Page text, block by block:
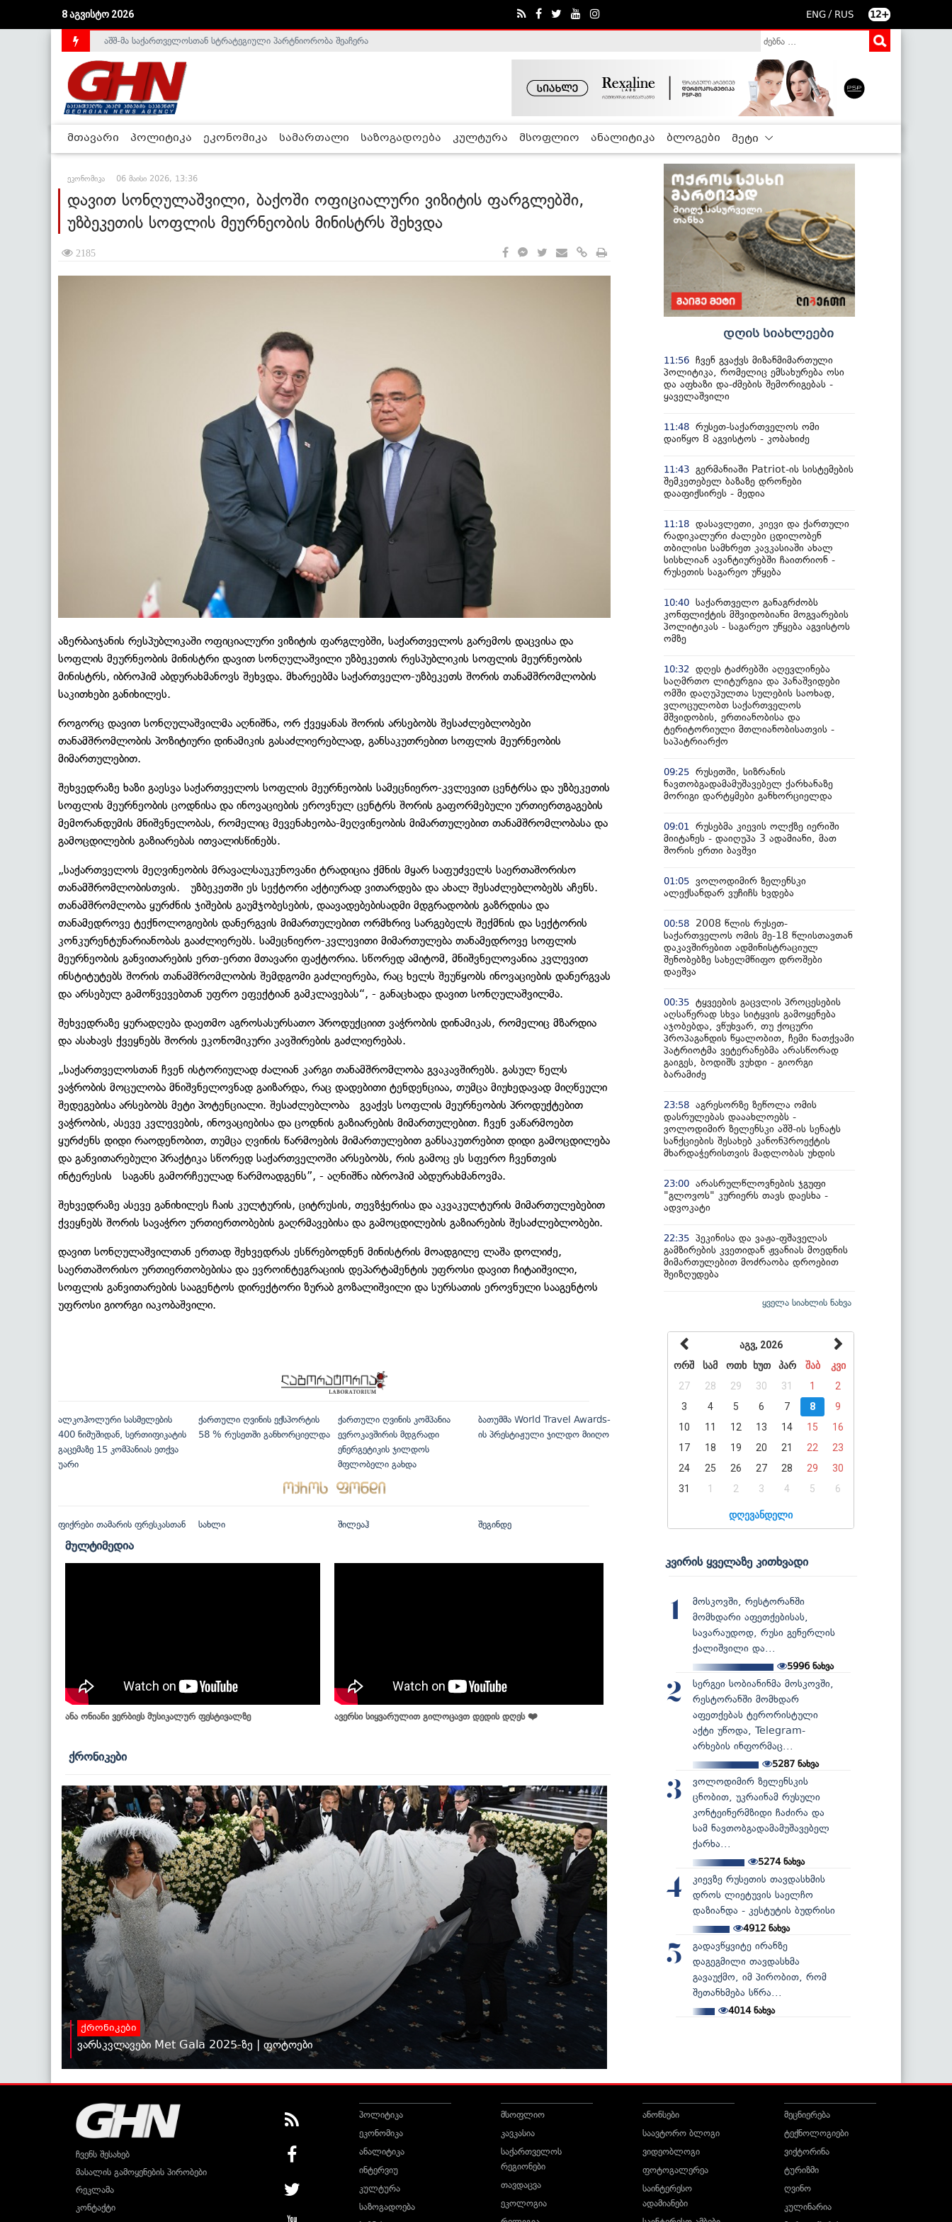
8 აგვისტო 2026 ENG / RUS 12+
საქართველოს დე-ფაქტო მთავრობა არალეგიტიმურია - ჰელსინკის კომისია
აშშ-მა საქართველოსთან სტრატეგიული პარტნიორობა შეაჩერა
მთავარი პოლიტიკა ეკონომიკა სამართალი საზოგადოება კულტურა მსოფლიო ანალიტიკა ბლოგები მეტი
ეკონომიკა 06 მაისი 2026, 13:36
დავით სონღულაშვილი, ბაქოში ოფიციალური ვიზიტის ფარგლებში,
უზბეკეთის სოფლის მეურნეობის მინისტრს შეხვდა
2185
აზერბაიჯანის რესპუბლიკაში ოფიციალური ვიზიტის ფარგლებში, საქართველოს გარემოს დაცვისა და
სოფლის მეურნეობის მინისტრი დავით სონღულაშვილი უზბეკეთის რესპუბლიკის სოფლის მეურნეობის
მინისტრს, იბროჰიმ აბდურახმანოვს შეხვდა. მხარეებმა საქართველო-უზბეკეთს შორის თანამშრომლობის
საკითხები განიხილეს.
როგორც დავით სონღულაშვილმა აღნიშნა, ორ ქვეყანას შორის არსებობს შესაძლებლობები
თანამშრომლობის პოზიტიური დინამიკის გასაძლიერებლად, განსაკუთრებით სოფლის მეურნეობის
მიმართულებით.
შეხვედრაზე ხაზი გაესვა საქართველოს სოფლის მეურნეობის სამეცნიერო-კვლევით ცენტრსა და უზბეკეთის
სოფლის მეურნეობის ცოდნისა და ინოვაციების ეროვნულ ცენტრს შორის გაფორმებული ურთიერთგაგების
მემორანდუმის მნიშვნელობას, რომელიც მევენახეობა-მეღვინეობის მიმართულებით თანამშრომლობასა და
გამოცდილების გაზიარებას ითვალისწინებს.
„საქართველოს მეღვინეობის მრავალსაუკუნოვანი ტრადიცია ქმნის მყარ საფუძველს საერთაშორისო
თანამშრომლობისთვის. უზბეკეთში ეს სექტორი აქტიურად ვითარდება და ახალ შესაძლებლობებს აჩენს.
თანამშრომლობა ყურძნის ჯიშების გაუმჯობესების, დაავადებებისადმი მდგრადობის გაზრდისა და
თანამედროვე ტექნოლოგიების დანერგვის მიმართულებით ორმხრივ სარგებელს შექმნის და სექტორის
კონკურენტუნარიანობას გააძლიერებს. სამეცნიერო-კვლევითი მიმართულება თანამედროვე სოფლის
მეურნეობის განვითარების ერთ-ერთი მთავარი ფაქტორია. სწორედ ამიტომ, მნიშვნელოვანია კვლევით
ინსტიტუტებს შორის თანამშრომლობის შემდგომი გაძლიერება, რაც ხელს შეუწყობს ინოვაციების დანერგვას
და არსებულ გამოწვევებთან უფრო ეფექტიან გამკლავებას“, - განაცხადა დავით სონღულაშვილმა.
შეხვედრაზე ყურადღება დაეთმო აგროსასურსათო პროდუქციით ვაჭრობის დინამიკას, რომელიც მზარდია
და ასახავს ქვეყნებს შორის ეკონომიკური კავშირების გაძლიერებას.
„საქართველოსთან ჩვენ ისტორიულად ძალიან კარგი თანამშრომლობა გვაკავშირებს. გასულ წელს
ვაჭრობის მოცულობა მნიშვნელოვნად გაიზარდა, რაც დადებითი ტენდენციაა, თუმცა მიუხედავად მიღწეული
შედეგებისა არსებობს მეტი პოტენციალი. შესაძლებლობა გვაქვს სოფლის მეურნეობის პროდუქტებით
ვაჭრობის, ასევე კვლევების, ინოვაციებისა და ცოდნის გაზიარების მიმართულებით. ჩვენ ვაწარმოებთ
ყურძენს დიდი რაოდენობით, თუმცა ღვინის წარმოების მიმართულებით განსაკუთრებით დიდი გამოცდილება
და განვითარებული პრაქტიკა სწორედ საქართველოში არსებობს, რის გამოც ეს სფერო ჩვენთვის
ინტერესის საგანს გამორჩეულად წარმოადგენს”, - აღნიშნა იბროჰიმ აბდურახმანოვმა.
შეხვედრაზე ასევე განიხილეს ჩაის კულტურის, ციტრუსის, თევზჭერისა და აკვაკულტურის მიმართულებებით
ქვეყნებს შორის სავაჭრო ურთიერთობების გაღრმავებისა და გამოცდილების გაზიარების შესაძლებლობები.
დავით სონღულაშვილთან ერთად შეხვედრას ესწრებოდნენ მინისტრის მოადგილე ლაშა დოლიძე,
საერთაშორისო ურთიერთობებისა და ევროინტეგრაციის დეპარტამენტის უფროსი დავით ჩიტაიშვილი,
სოფლის განვითარების სააგენტოს დირექტორი ზურაბ გოზალიშვილი და სურსათის ეროვნული სააგენტოს
უფროსი გიორგი იაკობაშვილი.
ალკოჰოლური სასმელების
400 ნიმუშიდან, სერთიფიკატის
გაცემაზე 15 კომპანიას ეთქვა
უარი
ქართული ღვინის ექსპორტის
58 % რუსეთში განხორციელდა
ქართული ღვინის კომპანია
ევროკავშირის მდგრადი
ენერგეტიკის ჯილდოს
მფლობელი გახდა
ბათუმმა World Travel Awards-
ის პრესტიჟული ჯილდო მიიღო
ფიქრები თამარის ფრესკასთან სახლი შილეაჰ შეგინდე
მულტიმედია
ანა ონიანი ვერბიეს მუსიკალურ ფესტივალზე ავერსი სიყვარულით გილოცავთ დედის დღეს ❤️
ქრონიკები
ქრონიკები
ვარსკვლავები Met Gala 2025-ზე | ფოტოები
დღის სიახლეები
11:56 ჩვენ გვაქვს მიზანმიმართული
პოლიტიკა, რომელიც ემსახურება ოსი
და აფხაზი და-ძმების შემორიგებას -
ყაველაშვილი
11:48 რუსეთ-საქართველოს ომი
დაიწყო 8 აგვისტოს - კობახიძე
11:43 გერმანიაში Patriot-ის სისტემების
შემკეთებელ ბაზაზე დრონები
დააფიქსირეს - მედია
11:18 დასავლეთი, კიევი და ქართული
რადიკალური ძალები ცდილობენ
თბილისი სამხრეთ კავკასიაში ახალ
სისხლიან ავანტიურებში ჩაითრიონ -
რუსეთის საგარეო უწყება
10:40 საქართველო განაგრძობს
კონფლიქტის მშვიდობიანი მოგვარების
პოლიტიკას - საგარეო უწყება აგვისტოს
ომზე
10:32
დღეს ტაძრებში აღევლინება
საღმრთო ლიტურგია და პანაშვიდები
ომში დაღუპულთა სულების საოხად,
ვლოცულობთ საქართველოს
მშვიდობის, ერთიანობისა და
ტერიტორიული მთლიანობისათვის -
საპატრიარქო
09:25 რუსეთში, სიზრანის
ნავთობგადამამუშავებელ ქარხანაზე
მორიგი დარტყმები განხორციელდა
09:01
რუსებმა კიევის ოლქზე იერიში
მიიტანეს - დაიღუპა 3 ადამიანი, მათ
შორის ერთი ბავშვი
01:05 ვოლოდიმირ ზელენსკი
ალექსანდარ ვუჩიჩს ხვდება
00:58
2008 წლის რუსეთ-
საქართველოს ომის მე-18 წლისთავთან
დაკავშირებით ადმინისტრაციულ
შენობებზე სახელმწიფო დროშები
დაეშვა
00:35 ტყვეების გაცვლის პროცესების
აღსაწერად სხვა სიტყვის გამოყენება
აჯობებდა, ვწუხვარ, თუ ქოცური
პროპაგანდის წყალობით, ჩემი ნათქვამი
პატრიოტმა ვეტერანებმა არასწორად
გაიგეს, ბოდიშს ვუხდი - გიორგი
ბარამიძე
23:58 აგრესორზე ზეწოლა ომის
დასრულებას დააახლოებს -
ვოლოდიმირ ზელენსკი აშშ-ის სენატს
სანქციების შესახებ კანონპროექტის
მხარდაჭერისთვის მადლობას უხდის
23:00 არასრულწლოვნების ჯგუფი
"გლოვოს" კურიერს თავს დაესხა -
ადვოკატი
22:35 პეკინისა და ვაჟა-ფშაველას
გამზირების კვეთიდან ჟვანიას მოედნის
მიმართულებით მოძრაობა დროებით
შეიზღუდება
ყველა სიახლის ნახვა
აგვ, 2026
ორშ
სამ ოთხ ხუთ პარ შაბ
კვი
27
28 29 30 31 1
2
3
4 5 6 7 8
9
10
11 12 13 14 15
16
17
18 19 20 21 22
23
24
25 26 27 28 29
30
31
1 2 3 4 5 6
დღევანდელი
კვირის ყველაზე კითხვადი
1
მოსკოვში, რესტორანში
მომხდარი აფეთქებისას,
სავარაუდოდ, რუსი გენერლის
ქალიშვილი და...
5996ნახვა
2
სერგეი სობიანინმა მოსკოვში,
რესტორანში მომხდარ
აფეთქებას ტერორისტული
აქტი უწოდა, Telegram-
არხების ინფორმაც...
5287 ნახვა
3
ვოლოდიმირ ზელენსკის
ცნობით, უკრაინამ რუსული
კონტეინერმზიდი ჩაძირა და
სამ ნავთობგადამამუშავებელ
ქარხა...
5274ნახვა
4
კიევზე რუსეთის თავდასხმის
დროს ლიეტუვის საელჩო
დაზიანდა - კესტუტის ბუდრისი
4912ნახვა
5
გადავწყვიტე ირანზე
დაგეგმილი თავდასხმა
გავაუქმო, იმ პირობით, რომ
შეთანხმება სწრა...
4014ნახვა
ჩვენს შესახებ
მასალის გამოყენების პირობები
რეკლამა
კონტაქტი
პოლიტიკა
ეკონომიკა
ანალიტიკა
ინტერვიუ
კულტურა
საზოგადოება
მსოფლიო
კავკასია
საქართველოს
რეგიონები
თავდაცვა
ეკოლოგია
ანონსები
საავტორო ბლოგი
ვიდეობლოგი
ფოტოგალერეა
საინტერესო
ადამიანები
მეცნიერება
ტექნოლოგიები
ვიქტორინა
ტურიზმი
ღვინო
კულინარია